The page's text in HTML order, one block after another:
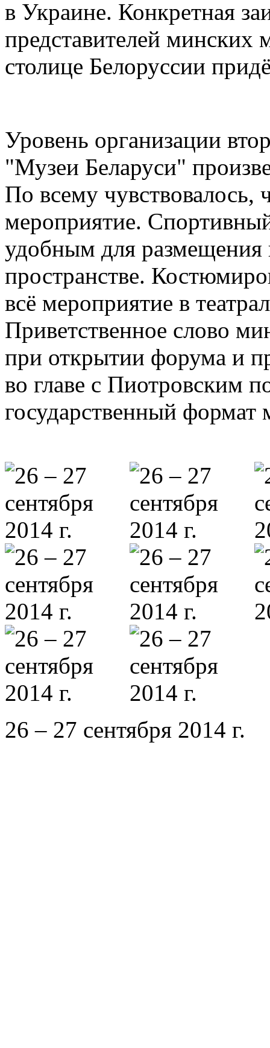
в Украине. Конкретная
представителей минских
столице Белоруссии
Уровень организации
"Музеи Беларуси"
По всему чувствовалось,
мероприятие.
удобным для размещения
пространстве.
всё мероприятие в
Приветственное слово
при открытии форума и
во главе с Пиотровским
государственный формат
26 – 27 сентября 2014 г.